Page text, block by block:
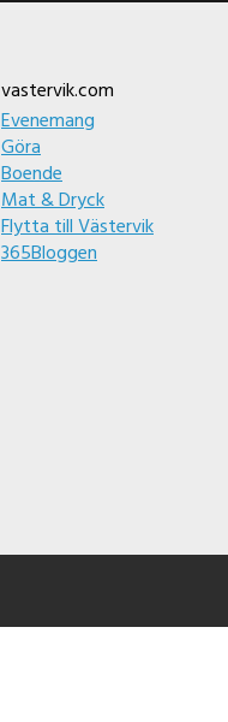
vastervik.com
Evenemang
Göra
Boende
Mat & Dryck
Flytta till Västervik
365Bloggen